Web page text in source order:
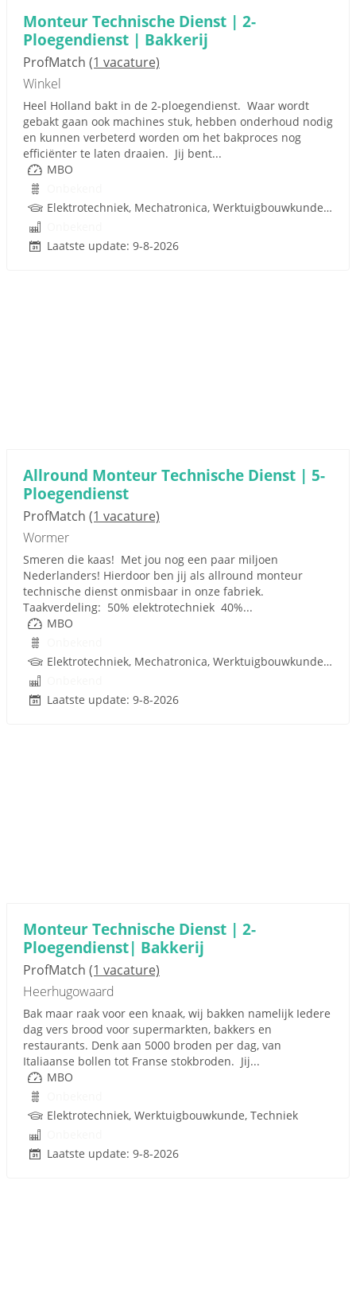
Monteur Technische Dienst | 2-
Ploegendienst | Bakkerij
ProfMatch (1 vacature)
Winkel
Heel Holland bakt in de 2-ploegendienst. Waar wordt
gebakt gaan ook machines stuk, hebben onderhoud nodig
en kunnen verbeterd worden om het bakproces nog
efficiënter te laten draaien. Jij bent...
MBO
Elektrotechniek, Mechatronica, Werktuigbouwkunde, Pneumatiek, Techniek
Laatste update: 9-8-2026
Allround Monteur Technische Dienst | 5-
Ploegendienst
ProfMatch (1 vacature)
Wormer
Smeren die kaas! Met jou nog een paar miljoen
Nederlanders! Hierdoor ben jij als allround monteur
technische dienst onmisbaar in onze fabriek.
Taakverdeling: 50% elektrotechniek 40%...
MBO
Elektrotechniek, Mechatronica, Werktuigbouwkunde, Pneumatiek
Laatste update: 9-8-2026
Monteur Technische Dienst | 2-
Ploegendienst| Bakkerij
ProfMatch (1 vacature)
Heerhugowaard
Bak maar raak voor een knaak, wij bakken namelijk Iedere
dag vers brood voor supermarkten, bakkers en
restaurants. Denk aan 5000 broden per dag, van
Italiaanse bollen tot Franse stokbroden. Jij...
MBO
Elektrotechniek, Werktuigbouwkunde, Techniek
Laatste update: 9-8-2026